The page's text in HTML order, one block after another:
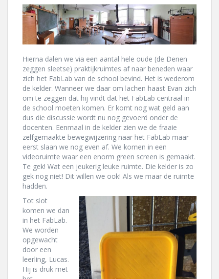
Hierna dalen we via een aantal hele oude (de Denen
zeggen sleetse) praktijkruimtes af naar beneden waar
zich het FabLab van de school bevind. Het is wederom
de kelder. Wanneer we daar om lachen haast Evan zich
om te zeggen dat hij vindt dat het FabLab centraal in
de school moeten komen. Er komt nog wat geld aan
dus die discussie wordt nu nog gevoerd onder de
docenten. Eenmaal in de kelder zien we de fraaie
zelfgemaakte bewegwijzering naar het FabLab maar
eerst slaan we nog even af. We komen in een
videoruimte waar een enorm green screen is gemaakt.
Te gek! Wat een jeukerig leuke ruimte. Die kelder is zo
gek nog niet! Dit willen we ook! Als we maar de ruimte
hadden.
Tot slot
komen we dan
in het FabLab.
We worden
opgewacht
door een
leerling, Lucas.
Hij is druk met